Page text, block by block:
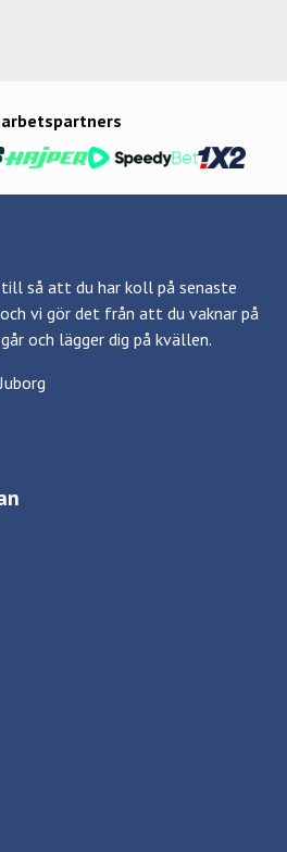
till så att du har koll på senaste
vi gör det från att du vaknar på
och lägger dig på kvällen.